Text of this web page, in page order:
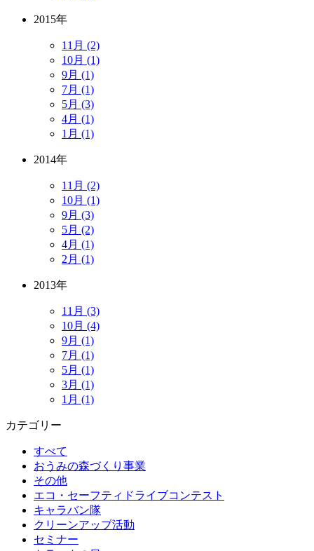
2015年
11月 (2)
10月 (1)
9月 (1)
7月 (1)
5月 (3)
4月 (1)
1月 (1)
2014年
11月 (2)
10月 (1)
9月 (3)
5月 (2)
4月 (1)
2月 (1)
2013年
11月 (3)
10月 (4)
9月 (1)
7月 (1)
5月 (1)
3月 (1)
1月 (1)
カテゴリー
すべて
おうみの森づくり事業
その他
エコ・セーフティドライブコンテスト
キャラバン隊
クリーンアップ活動
セミナー